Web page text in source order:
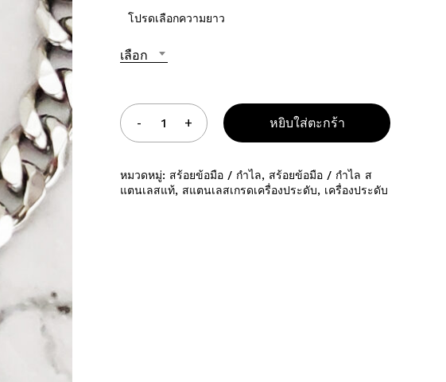
โปรดเลือกความยาว
เลือก
หยิบใส่ตะกร้า
หมวดหมู่: สร้อยข้อมือ / กำไล, สร้อยข้อมือ / กำไล ส
แตนเลสแท้, สแตนเลสเกรดเครื่องประดับ, เครื่องประดับ